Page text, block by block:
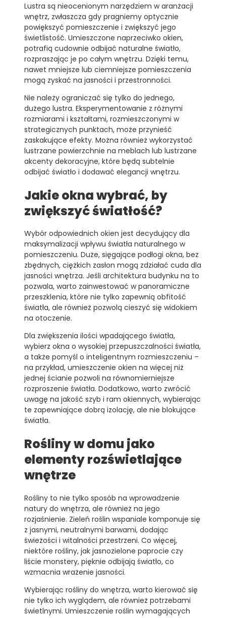
Lustra są nieocenionym narzędziem w aranżacji
wnętrz, zwłaszcza gdy pragniemy optycznie
powiększyć pomieszczenie i zwiększyć jego
świetlistość. Umieszczone naprzeciwko okien,
potrafią cudownie odbijać naturalne światło,
rozpraszając je po całym wnętrzu. Dzięki temu,
nawet mniejsze lub ciemniejsze pomieszczenia
mogą zyskać na jasności i przestronności.
Nie należy ograniczać się tylko do jednego,
dużego lustra. Eksperymentowanie z różnymi
rozmiarami i kształtami, rozmieszczonymi w
strategicznych punktach, może przynieść
zaskakujące efekty. Można również wykorzystać
lustrzane powierzchnie na meblach lub lustrzane
akcenty dekoracyjne, które będą subtelnie
odbijać światło i dodawać elegancji wnętrzu.
Jakie okna wybrać, by
zwiększyć światłość?
Wybór odpowiednich okien jest decydujący dla
maksymalizacji wpływu światła naturalnego w
pomieszczeniu. Duże, sięgające podłogi okna, bez
zbędnych, ciężkich zasłon mogą zdziałać cuda dla
jasności wnętrza. Jeśli architektura budynku na to
pozwala, warto zainwestować w panoramiczne
przeszklenia, które nie tylko zapewnią obfitość
światła, ale również pozwolą cieszyć się widokiem
na otoczenie.
Dla zwiększenia ilości wpadającego światła,
wybierz okna o wysokiej przepuszczalności światła,
a także pomyśl o inteligentnym rozmieszczeniu –
na przykład, umieszczenie okien na więcej niż
jednej ścianie pozwoli na równomierniejsze
rozproszenie światła. Dodatkowo, warto zwrócić
uwagę na jakość szyb i ram okiennych, wybierając
te zapewniające dobrą izolację, ale nie blokujące
światła.
Rośliny w domu jako
elementy rozświetlające
wnętrze
Rośliny to nie tylko sposób na wprowadzenie
natury do wnętrza, ale również na jego
rozjaśnienie. Zieleń roślin wspaniale komponuje się
z jasnymi, neutralnymi barwami, dodając
świeżości i witalności przestrzeni. Co więcej,
niektóre rośliny, jak jasnozielone paprocie czy
liście monstery, pięknie odbijają światło, co
wzmacnia wrażenie jasności.
Wybierając rośliny do wnętrza, warto kierować się
nie tylko ich wyglądem, ale również potrzebami
świetlnymi. Umieszczenie roślin wymagających